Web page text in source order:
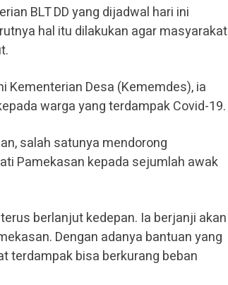
BLT DD yang dijadwal hari ini
hal itu dilakukan agar masyarakat
Kementerian Desa (Kememdes), ia
warga yang terdampak Covid-19.
salah satunya mendorong
Pamekasan kepada sejumlah awak
berlanjut kedepan. Ia berjanji akan
Dengan adanya bantuan yang
terdampak bisa berkurang beban